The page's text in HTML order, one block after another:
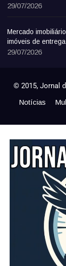
29/07/2026
Mercado
imóveis de
29/07/2026
© 2015, Jornal
Notícias